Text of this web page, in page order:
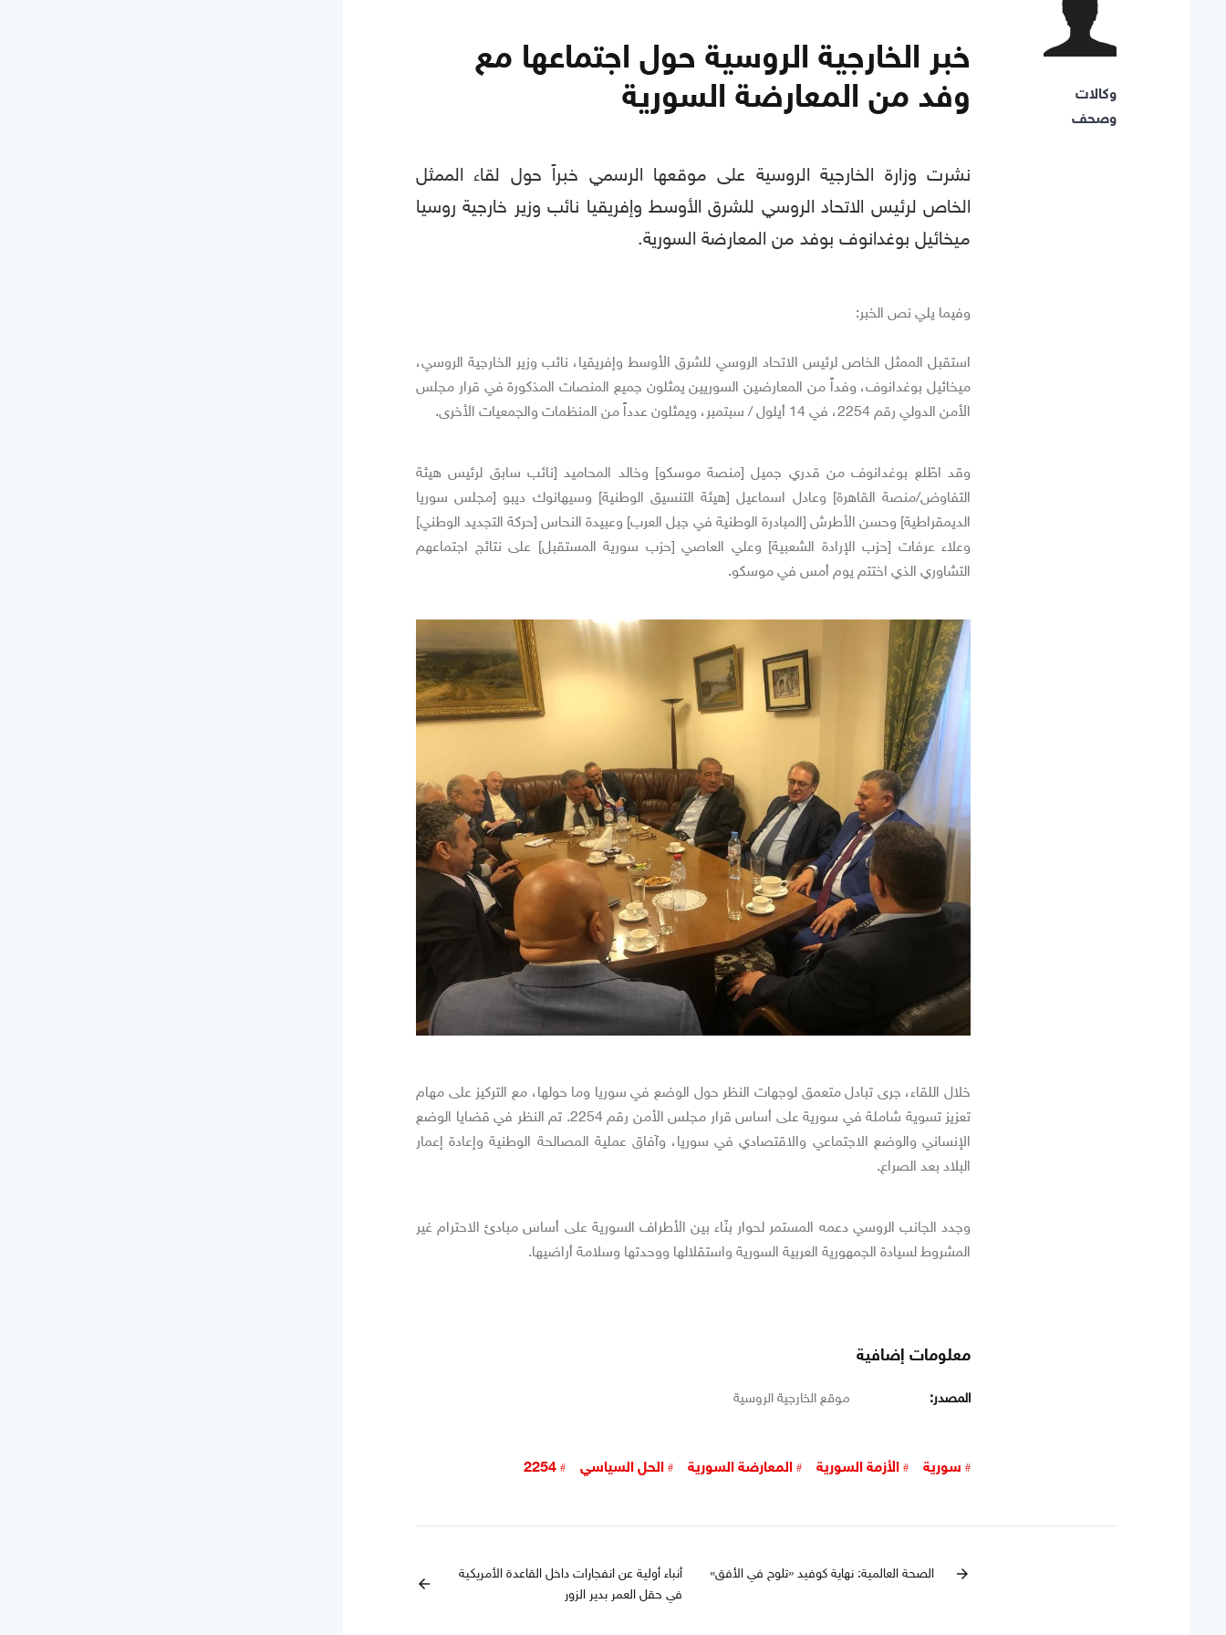
وكالات
وصحف
خبر الخارجية الروسية حول اجتماعها مع
وفد من المعارضة السورية
نشرت وزارة الخارجية الروسية على موقعها الرسمي خبراً حول لقاء الممثل
الخاص لرئيس الاتحاد الروسي للشرق الأوسط وإفريقيا نائب وزير خارجية روسيا
ميخائيل بوغدانوف بوفد من المعارضة السورية.
وفيما يلي نص الخبر:
استقبل الممثل الخاص لرئيس الاتحاد الروسي للشرق الأوسط وإفريقيا، نائب وزير الخارجية الروسي،
ميخائيل بوغدانوف، وفداً من المعارضين السوريين يمثلون جميع المنصات المذكورة في قرار مجلس
الأمن الدولي رقم 2254، في 14 أيلول / سبتمبر، ويمثلون عدداً من المنظمات والجمعيات الأخرى.
وقد اطّلع بوغدانوف من قدري جميل [منصة موسكو] وخالد المحاميد [نائب سابق لرئيس هيئة
التفاوض/منصة القاهرة] وعادل اسماعيل [هيئة التنسيق الوطنية] وسيهانوك ديبو [مجلس سوريا
الديمقراطية] وحسن الأطرش [المبادرة الوطنية في جبل العرب] وعبيدة النحاس [حركة التجديد الوطني]
وعلاء عرفات [حزب الإرادة الشعبية] وعلي العاصي [حزب سورية المستقبل] على نتائج اجتماعهم
التشاوري الذي اختتم يوم أمس في موسكو.
خلال اللقاء، جرى تبادل متعمق لوجهات النظر حول الوضع في سوريا وما حولها، مع التركيز على مهام
تعزيز تسوية شاملة في سورية على أساس قرار مجلس الأمن رقم 2254. تم النظر في قضايا الوضع
الإنساني والوضع الاجتماعي والاقتصادي في سوريا، وآفاق عملية المصالحة الوطنية وإعادة إعمار
البلاد بعد الصراع.
وجدد الجانب الروسي دعمه المستمر لحوار بنّاء بين الأطراف السورية على أساس مبادئ الاحترام غير
المشروط لسيادة الجمهورية العربية السورية واستقلالها ووحدتها وسلامة أراضيها.
معلومات إضافية
المصدر: موقع الخارجية الروسية
سورية الأزمة السورية المعارضة السورية الحل السياسي 2254
arrow_forward الصحة العالمية: نهاية كوفيد «تلوح في الأفق»
أنباء أولية عن انفجارات داخل القاعدة الأمريكية
في حقل العمر بدير الزور
arrow_back